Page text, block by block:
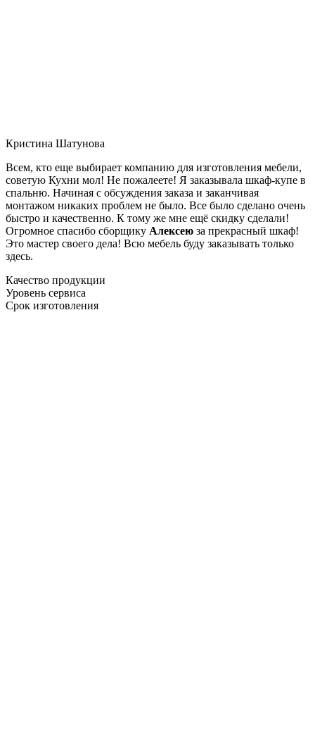
Кристина Шатунова
Всем, кто еще выбирает компанию для изготовления мебели,
советую Кухни мол! Не пожалеете! Я заказывала шкаф-купе в
спальню. Начиная с обсуждения заказа и заканчивая
монтажом никаких проблем не было. Все было сделано очень
быстро и качественно. К тому же мне ещё скидку сделали!
Огромное спасибо сборщику Алексею за прекрасный шкаф!
Это мастер своего дела! Всю мебель буду заказывать только
здесь.
Качество продукции
Уровень сервиса
Срок изготовления